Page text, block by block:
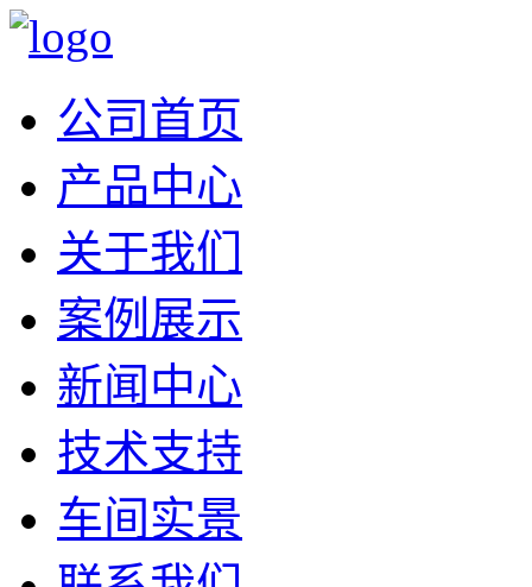
公司首页
产品中心
关于我们
案例展示
新闻中心
技术支持
车间实景